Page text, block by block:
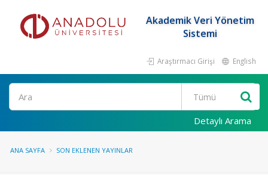
Akademik Veri Yönetim
Sistemi
Araştırmacı Girişi English
Ara
Detaylı Arama
ANA SAYFA SON EKLENEN YAYINLAR